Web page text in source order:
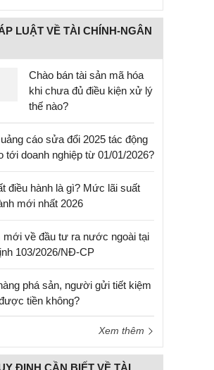
LUẬT VỀ TÀI CHÍNH-NGÂN
Chào bán tài sản mã hóa
khi chưa đủ điều kiện xử lý
thế nào?
cáo sửa đổi 2025 tác động
tới doanh nghiệp từ 01/01/2026?
điều hành là gì? Mức lãi suất
mới nhất 2026
mới về đầu tư ra nước ngoài tại
103/2026/NĐ-CP
phá sản, người gửi tiết kiệm
tiền không?
Xem thêm
ĐỊNH CẦN BIẾT VỀ TÀI